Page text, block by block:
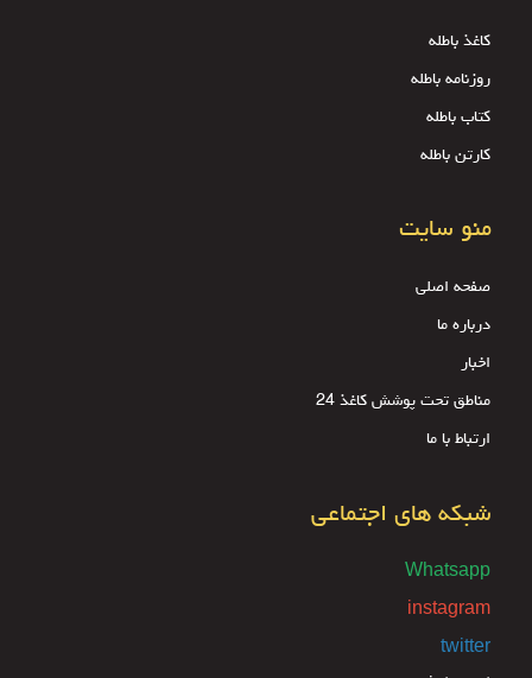
کاغذ باطله
روزنامه باطله
کتاب باطله
کارتن باطله
منو سایت
صفحه اصلی
درباره ما
اخبار
مناطق تحت پوشش کاغذ 24
ارتباط با ما
شبکه های اجتماعی
Whatsapp
instagram
twitter